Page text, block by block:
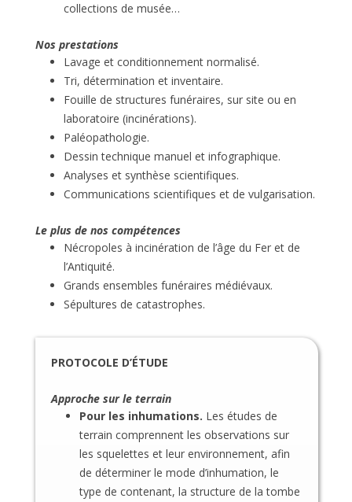
collections de musée…
Nos prestations
Lavage et conditionnement normalisé.
Tri, détermination et inventaire.
Fouille de structures funéraires, sur site ou en
laboratoire (incinérations).
Paléopathologie.
Dessin technique manuel et infographique.
Analyses et synthèse scientifiques.
Communications scientifiques et de vulgarisation.
Le plus de nos compétences
Nécropoles à incinération de l’âge du Fer et de
l’Antiquité.
Grands ensembles funéraires médiévaux.
Sépultures de catastrophes.
PROTOCOLE D’ÉTUDE
Approche sur le terrain
Pour les inhumations. Les études de
terrain comprennent les observations sur
les squelettes et leur environnement, afin
de déterminer le mode d’inhumation, le
type de contenant, la structure de la tombe